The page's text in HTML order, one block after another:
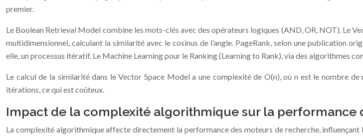
premier.
Le Boolean Retrieval Model combine les mots-clés avec des opérateurs logiques (AND, OR, NOT). Le
multidimensionnel, calculant la similarité avec le cosinus de l’angle. PageRank, selon une publication
elle, un processus itératif. Le Machine Learning pour le Ranking (Learning to Rank), via des algorithmes
Le calcul de la similarité dans le Vector Space Model a une complexité de O(n), où n est le nombre
itérations, ce qui est coûteux.
Impact de la complexité algorithmique sur la performance
La complexité algorithmique affecte directement la performance des moteurs de recherche,